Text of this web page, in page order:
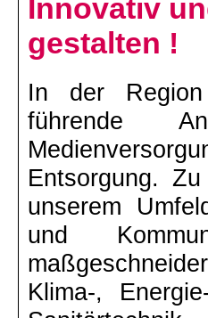
Innovativ
gestalten !
In der Region
führende
Entsorgung.
unserem
und
Klima-,